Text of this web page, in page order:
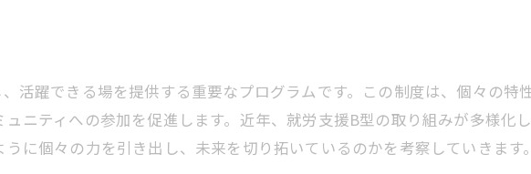
活躍できる場を提供する重要なプログラムです。この制度は、個々の特
ニティへの参加を促進します。近年、就労支援B型の取り組みが多様化
に個々の力を引き出し、未来を切り拓いているのかを考察していきます。